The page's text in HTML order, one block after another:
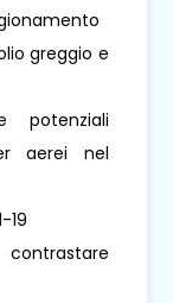
greggio e
potenziali
aerei nel
19